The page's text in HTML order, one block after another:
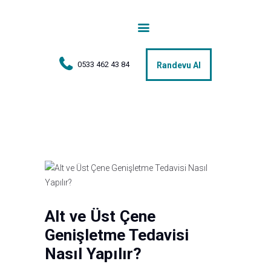
0533 462 43 84 Randevu Al
Tedaviler
Basın
Alt ve Üst Çene
Genişletme Tedavisi
Nasıl Yapılır?